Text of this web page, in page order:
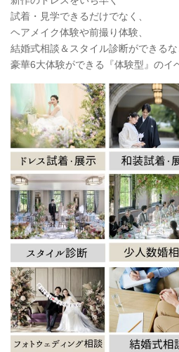
試着・見学できるだけでなく、
ヘアメイク体験や前撮り体験、
結婚式相談＆スタイル診断ができる
豪華6大体験ができる『体験型』のイ